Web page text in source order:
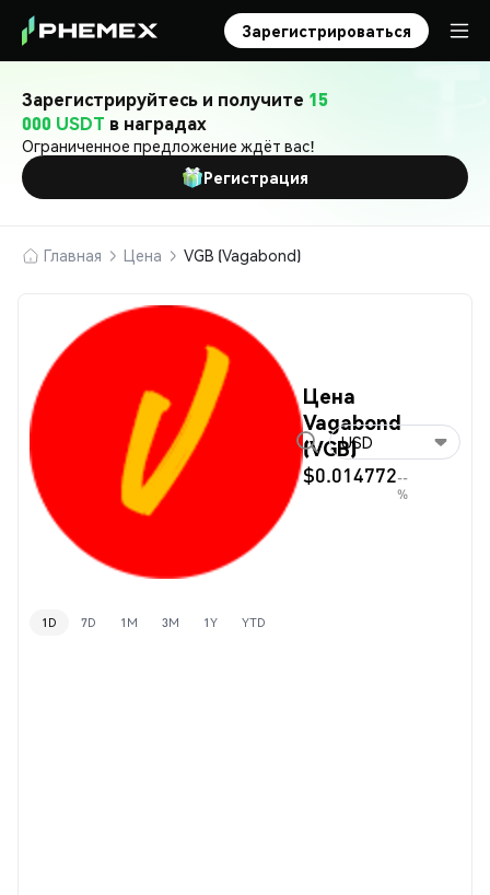
Зарегистрироваться
Зарегистрируйтесь и получите 15
000 USDT в наградах
Ограниченное предложение ждёт вас!
Регистрация
Главная Цена VGB (Vagabond)
Цена
Vagabond
(VGB)
$0.014772--
%
USD
1D 7D 1M 3M 1Y YTD